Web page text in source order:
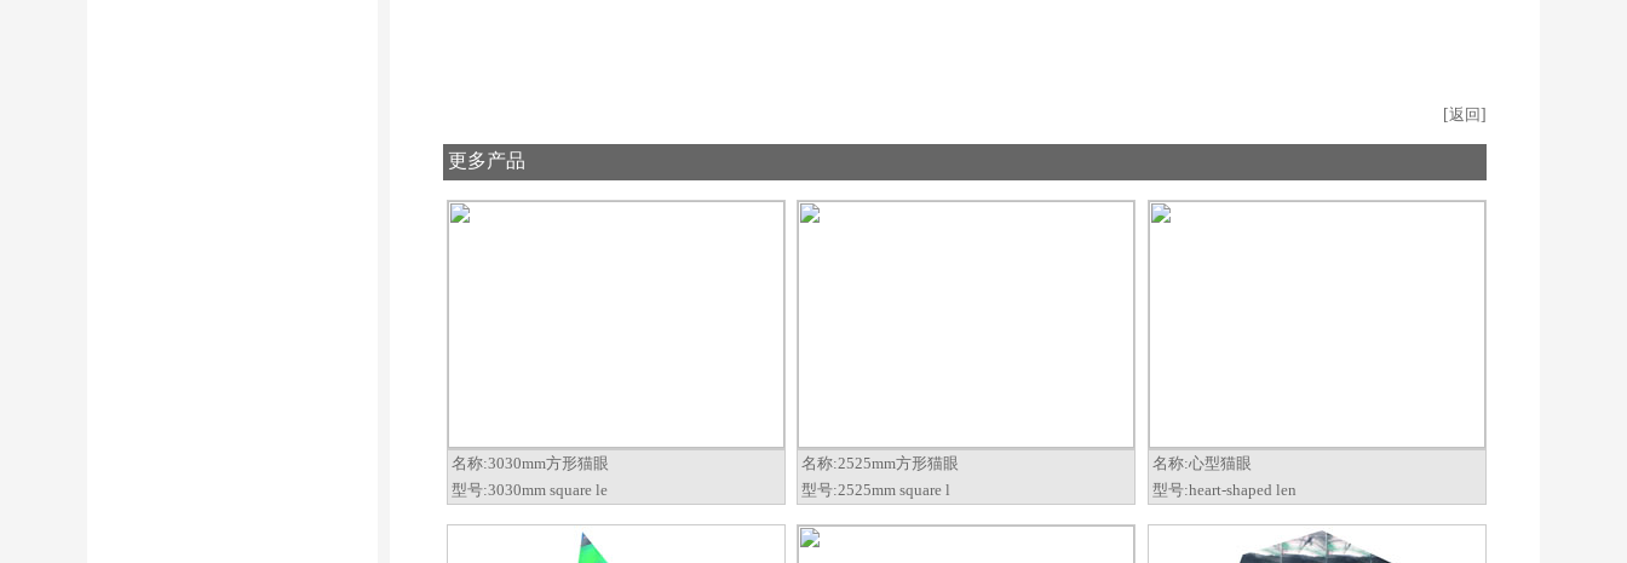
[返回]
更多产品
名称:3030mm方形猫眼
型号:3030mm square le
名称:2525mm方形猫眼
型号:2525mm square l
名称:心型猫眼
型号:heart-shaped len